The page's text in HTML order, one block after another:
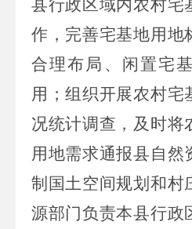
县行政区域内农村宅
作，完善宅基地用地
合理布局、闲置宅
用；组织开展农村宅
况统计调查，及时将
用地需求通报县自然
制国土空间规划和村
源部门负责本县行政